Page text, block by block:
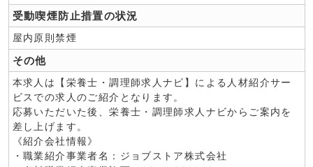
受動喫煙防止措置の状況
屋内原則禁煙
その他
本求人は【栄養士・調理師求人ナビ】による人材紹介サー
ビスでの求人のご紹介となります。
応募いただいた後、栄養士・調理師求人ナビからご案内を
差し上げます。
《紹介会社情報》
・職業紹介事業者名：ジョブストア株式会社